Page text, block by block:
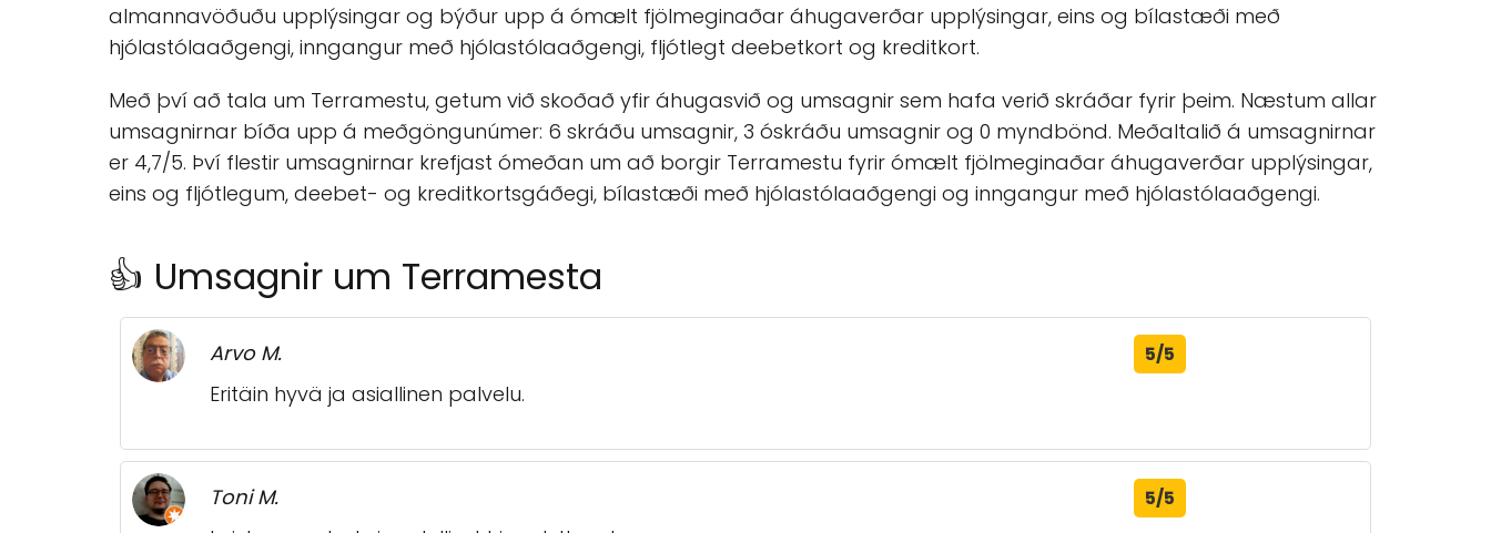
almannavöðuðu upplýsingar og býður upp á ómælt fjölmeginaðar áhugaverðar upplýsingar, eins og bílastæði með
hjólastólaaðgengi, inngangur með hjólastólaaðgengi, fljótlegt deebetkort og kreditkort.
Með því að tala um Terramestu, getum við skoðað yfir áhugasvið og umsagnir sem hafa verið skráðar fyrir þeim. Næstum allar
umsagnirnar bíða upp á meðgöngunúmer: 6 skráðu umsagnir, 3 óskráðu umsagnir og 0 myndbönd. Meðaltalið á umsagnirnar
er 4,7/5. Því flestir umsagnirnar krefjast ómeðan um að borgir Terramestu fyrir ómælt fjölmeginaðar áhugaverðar upplýsingar,
eins og fljótlegum, deebet- og kreditkortsgáðegi, bílastæði með hjólastólaaðgengi og inngangur með hjólastólaaðgengi.
👍 Umsagnir um Terramesta
Arvo M. 5/5
Eritäin hyvä ja asiallinen palvelu.
Toni M. 5/5